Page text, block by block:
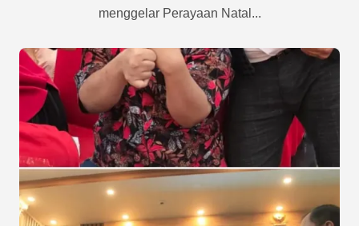
menggelar Perayaan Natal...